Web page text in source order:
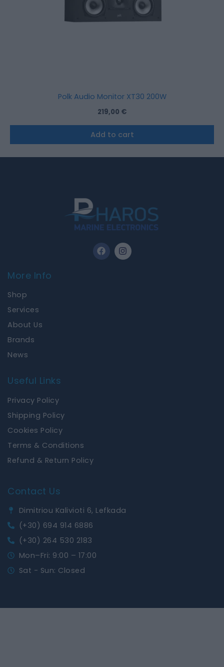
Polk Audio Monitor XT30 200W
219,00 €
Add to cart
F
a
I
n
s
More Info
Shop
Services
About Us
Brands
News
Useful Links
Privacy Policy
Shipping Policy
Cookies Policy
Terms & Conditions
Refund & Return Policy
Contact Us
Dimitriou Kalivioti 6, Lefkada
(+30) 694 914 6886
(+30) 264 530 2183
Mon–Fri: 9:00 – 17:00
Sat - Sun: Closed